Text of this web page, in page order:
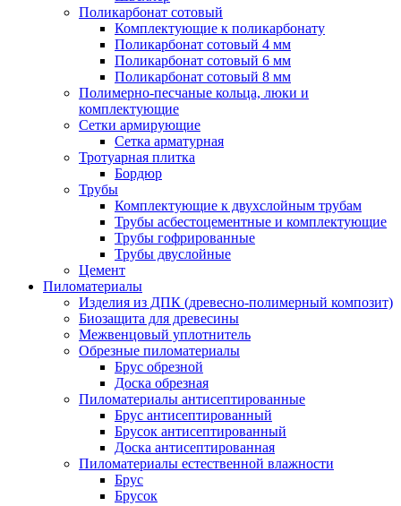
Поликарбонат сотовый
Комплектующие к поликарбонату
Поликарбонат сотовый 4 мм
Поликарбонат сотовый 6 мм
Поликарбонат сотовый 8 мм
Полимерно-песчаные кольца, люки и
комплектующие
Сетки армирующие
Сетка арматурная
Тротуарная плитка
Бордюр
Трубы
Комплектующие к двухслойным трубам
Трубы асбестоцементные и комплектующие
Трубы гофрированные
Трубы двуслойные
Цемент
Пиломатериалы
Изделия из ДПК (древесно-полимерный композит)
Биозащита для древесины
Межвенцовый уплотнитель
Обрезные пиломатериалы
Брус обрезной
Доска обрезная
Пиломатериалы антисептированные
Брус антисептированный
Брусок антисептированный
Доска антисептированная
Пиломатериалы естественной влажности
Брус
Брусок